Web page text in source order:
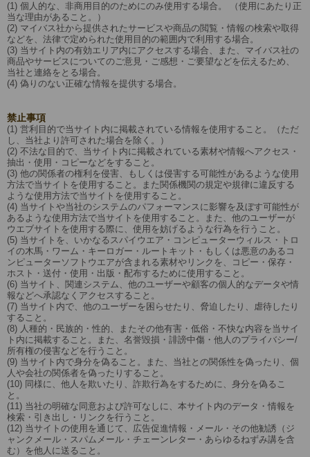
(1) 個人的な、非商用目的のためにのみ使用する場合。 （使用にあたり正
当な理由があること。）
(2) マイバス社から提供されたサービスや商品の閲覧・情報の検索や取得
などを、法律で定められた使用目的の範囲内で利用する場合。
(3) 当サイト内の有効エリア内にアクセスする場合、また、マイバス社の
商品やサービスについてのご意見・ご感想・ご要望などを伝えるため、
当社と連絡をとる場合。
(4) 偽りのない正確な情報を提供する場合。
禁止事項
(1) 営利目的で当サイト内に掲載されている情報を使用すること。（ただ
し、当社より許可された場合を除く。）
(2) 不法な目的で、当サイト内に掲載されている素材や情報へアクセス・
抽出・使用・コピーなどをすること。
(3) 他の関係者の権利を侵害、もしくは侵害する可能性があるような使用
方法で当サイトを使用すること。また関係機関の規定や規律に違反する
ような使用方法で当サイトを使用すること。
(4) 当サイトや当社のシステムのパフォーマンスに影響を及ぼす可能性が
あるような使用方法で当サイトを使用すること。また、他のユーザーが
ウエブサイトを使用する際に、使用を妨げるような行為を行うこと。
(5) 当サイトを、いかなるスパイウエア・コンピューターウィルス・トロ
イの木馬・ワーム・キーロガー・ルートキット・もしくは悪意のあるコ
ンピューターソフトウエアが含まれる素材やリンクを、コピー・保存・
ホスト・送付・使用・出版・配布するために使用すること。
(6) 当サイト、関連システム、他のユーザーや顧客の個人的なデータや情
報などへ承認なくアクセスすること。
(7) 当サイト内で、他のユーザーを困らせたり、脅迫したり、虐待したり
すること。
(8) 人種的・民族的・性的、またその他有害・低俗・不快な内容を当サイ
ト内に掲載すること。また、名誉毀損・誹謗中傷・他人のプライバシー/
所有権の侵害などを行うこと。
(9) 当サイト内で身分を偽ること。また、当社との関係性を偽ったり、個
人や会社の関係者を偽ったりすること。
(10) 同様に、他人を欺いたり、詐欺行為をするために、身分を偽るこ
と。
(11) 当社の明確な同意および許可なしに、本サイト内のデータ・情報を
検索・引き出し・リンクを行うこと。
(12) 当サイトの使用を通じて、広告促進情報・メール・その他勧誘（ジ
ャンクメール・スパムメール・チェーンレター・あらゆるねずみ講を含
む）を他人に送ること。